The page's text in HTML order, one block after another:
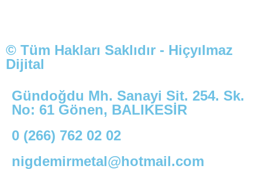
© Tüm Hakları Saklıdır - Hiçyılmaz
Dijital
Gündoğdu Mh. Sanayi Sit. 254. Sk.
No: 61 Gönen, BALIKESİR
0 (266) 762 02 02
nigdemirmetal@hotmail.com